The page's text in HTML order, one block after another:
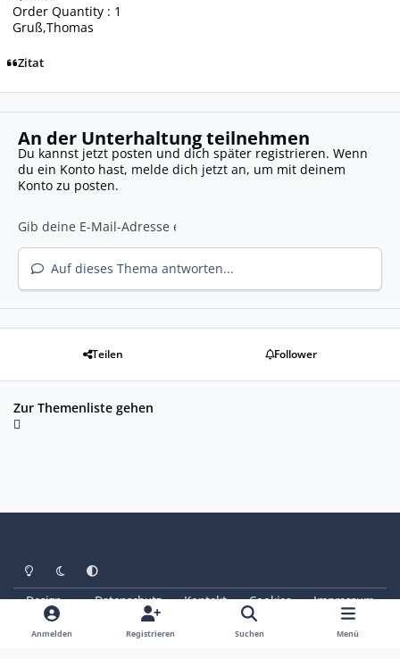
Order Quantity : 1
Gruß,Thomas
Zitat
An der Unterhaltung teilnehmen
Du kannst jetzt posten und dich später registrieren. Wenn
du ein Konto hast, melde dich jetzt an, um mit deinem
Konto zu posten.
Auf dieses Thema antworten...
Teilen Follower
Zur Themenliste gehen
Heller ModusDunkler Modus
Systemeinstellung
Design Datenschutz Kontakt Cookies
Impressum
© Copyright 2025 - SAABoteure e. V.
Powered by Invision Community
Anmelden Registrieren Suchen Menü